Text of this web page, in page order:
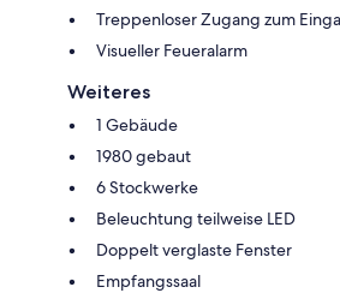
Treppenloser Zugang zum
Visueller Feueralarm
Weiteres
1 Gebäude
1980 gebaut
6 Stockwerke
Beleuchtung teilweise LED
Doppelt verglaste Fenster
Empfangssaal